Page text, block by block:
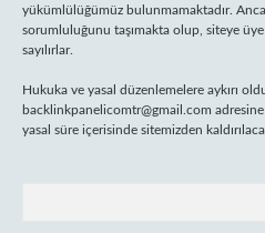
yükümlülüğümüz bulunmamaktadır.
sorumluluğunu taşımakta olup, siteye
sayılırlar.
Hukuka ve yasal düzenlemelere aykırı
backlinkpanelicomtr@gmail.com
yasal süre içerisinde sitemizden